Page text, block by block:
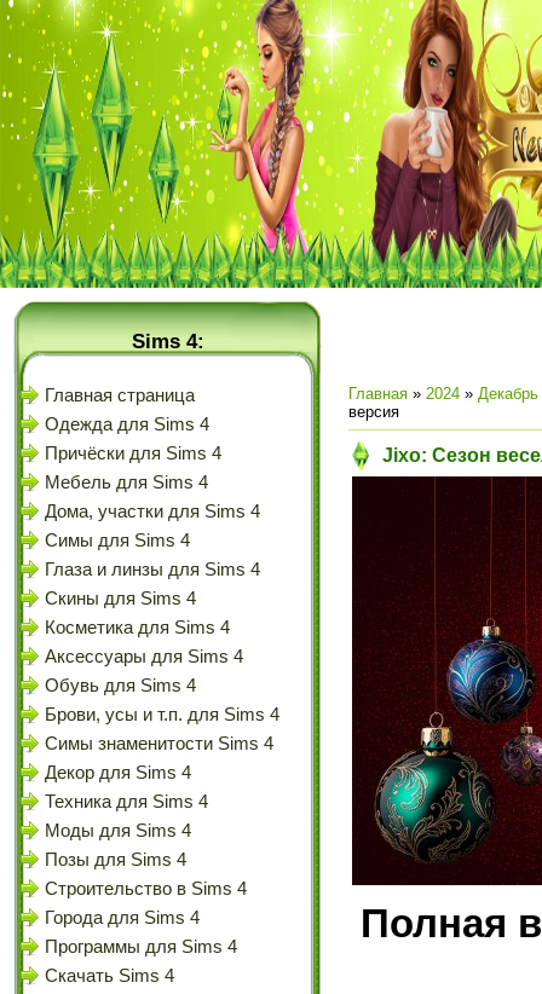
Sims 4:
Главная страница
Одежда для Sims 4
Причёски для Sims 4
Мебель для Sims 4
Дома, участки для Sims 4
Симы для Sims 4
Глаза и линзы для Sims 4
Скины для Sims 4
Косметика для Sims 4
Аксессуары для Sims 4
Обувь для Sims 4
Брови, усы и т.п. для Sims 4
Симы знаменитости Sims 4
Декор для Sims 4
Техника для Sims 4
Моды для Sims 4
Позы для Sims 4
Строительство в Sims 4
Города для Sims 4
Программы для Sims 4
Скачать Sims 4
Главная » 2024 » Декабрь
версия
Jixo: Сезон
Полная